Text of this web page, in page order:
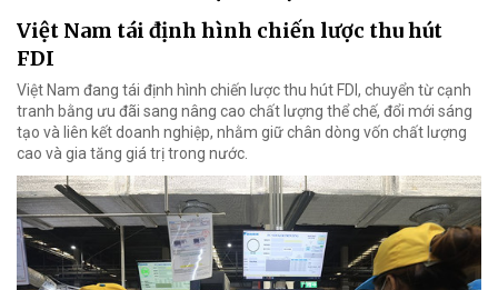
Việt Nam tái định hình chiến lược thu hút
FDI
Việt Nam đang tái định hình chiến lược thu hút FDI, chuyển từ cạnh
tranh bằng ưu đãi sang nâng cao chất lượng thể chế, đổi mới sáng
tạo và liên kết doanh nghiệp, nhằm giữ chân dòng vốn chất lượng
cao và gia tăng giá trị trong nước.